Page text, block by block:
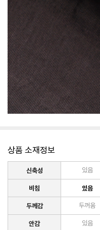
상품 소재정보
신축성 있음
비침 있음
두께감 두꺼움
안감 있음